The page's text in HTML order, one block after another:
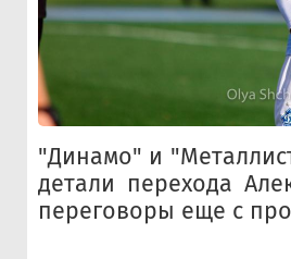
"Динамо" и
детали перехода
переговоры еще с